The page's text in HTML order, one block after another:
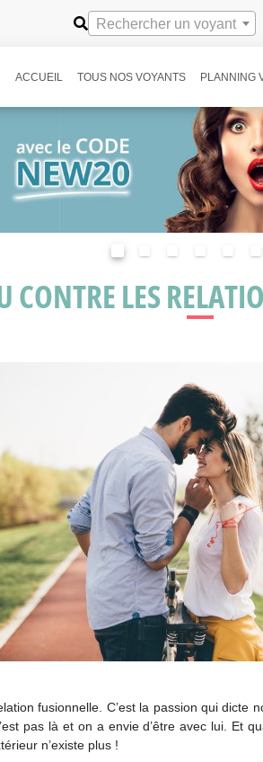
Rechercher un voyant
ACCUEIL TOUS NOS VOYANTS PLANNING
CONTRE LES
fusionnelle. C’est la passion qui
pas là et on a envie d’être avec lui. Et
n’existe plus !